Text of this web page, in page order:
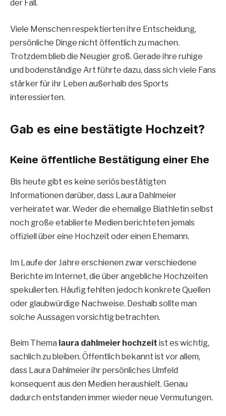
der Fall.
Viele Menschen respektierten ihre Entscheidung,
persönliche Dinge nicht öffentlich zu machen.
Trotzdem blieb die Neugier groß. Gerade ihre ruhige
und bodenständige Art führte dazu, dass sich viele Fans
stärker für ihr Leben außerhalb des Sports
interessierten.
Gab es eine bestätigte Hochzeit?
Keine öffentliche Bestätigung einer Ehe
Bis heute gibt es keine seriös bestätigten
Informationen darüber, dass Laura Dahlmeier
verheiratet war. Weder die ehemalige Biathletin selbst
noch große etablierte Medien berichteten jemals
offiziell über eine Hochzeit oder einen Ehemann.
Im Laufe der Jahre erschienen zwar verschiedene
Berichte im Internet, die über angebliche Hochzeiten
spekulierten. Häufig fehlten jedoch konkrete Quellen
oder glaubwürdige Nachweise. Deshalb sollte man
solche Aussagen vorsichtig betrachten.
Beim Thema laura dahlmeier hochzeit ist es wichtig,
sachlich zu bleiben. Öffentlich bekannt ist vor allem,
dass Laura Dahlmeier ihr persönliches Umfeld
konsequent aus den Medien heraushielt. Genau
dadurch entstanden immer wieder neue Vermutungen.